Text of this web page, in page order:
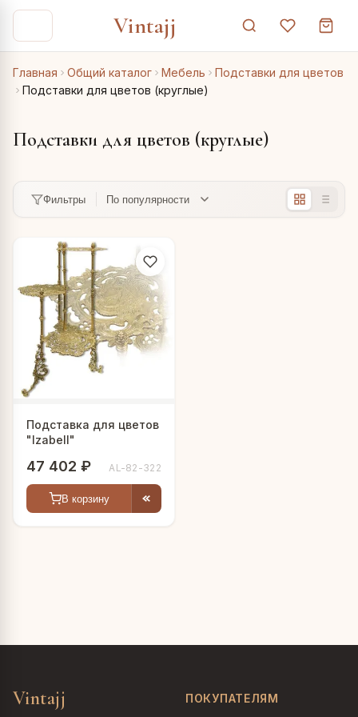
Vintajj
Главная Общий каталог Мебель
Подставки для цветов
Подставки для цветов (круглые)
Подставки для цветов (круглые)
Фильтры
Подставка для цветов
"Izabell"
47 402 ₽ AL-82-322
В корзину
Vintajj ПОКУПАТЕЛЯМ